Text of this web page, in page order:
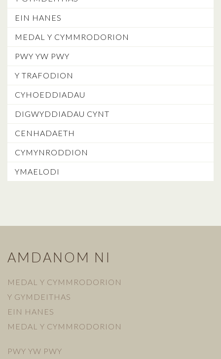
EIN HANES
MEDAL Y CYMMRODORION
PWY YW PWY
Y TRAFODION
CYHOEDDIADAU
DIGWYDDIADAU CYNT
CENHADAETH
CYMYNRODDION
YMAELODI
AMDANOM NI
MEDAL Y CYMMRODORION
Y GYMDEITHAS
EIN HANES
MEDAL Y CYMMRODORION
PWY YW PWY